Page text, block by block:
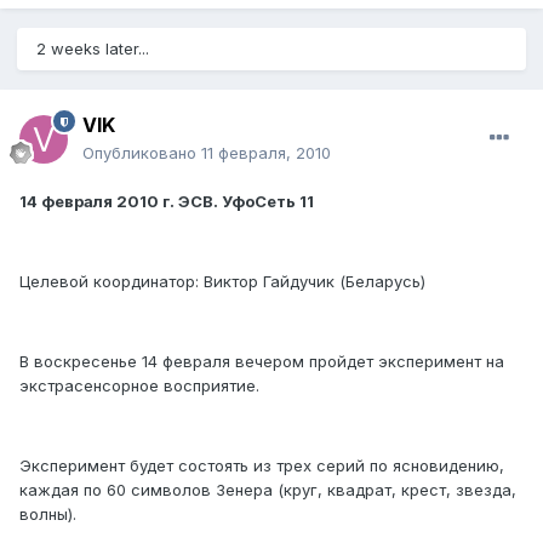
2 weeks later...
VIK
Опубликовано 11 февраля, 2010
14 февраля 2010 г. ЭСВ. УфоСеть 11
Целевой координатор: Виктор Гайдучик (Беларусь)
В воскресенье 14 февраля вечером пройдет эксперимент на
экстрасенсорное восприятие.
Эксперимент будет состоять из трех серий по ясновидению,
каждая по 60 символов Зенера (круг, квадрат, крест, звезда,
волны).